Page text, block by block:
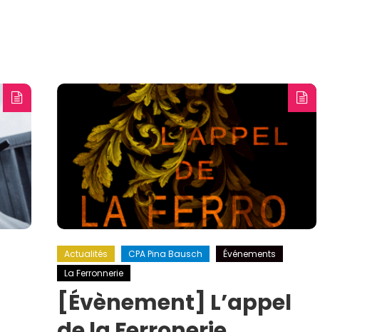
Actualités CPA Pina Bausch
Événements
La Ferronnerie
[Évènement] L’appel